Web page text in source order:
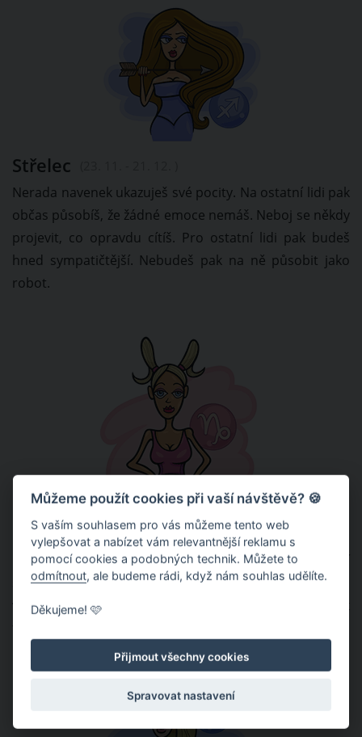
Střelec
Nerada navenek ukazuješ své pocity. Na ostatní lidi pak
občas působíš, že žádné emoce nemáš. Neboj se někdy
projevit, co opravdu cítíš. Pro ostatní lidi pak budeš
hned sympatičtější. Nebudeš pak na ně působit jako
robot.
Kozoroh (22. 12. - 20. 1. )
Bohužel budeš nucena změnit své plány. Aktuální
situace není zrovna přející, takže budeš muset od
většiny svých nadcházejícíh plánů opustit. Neber to tak
Můžeme použít cookies při vaší návštěvě? 🍪
S vaším souhlasem pro vás můžeme tento web
vylepšovat a nabízet vám relevantnější reklamu s
pomocí cookies a podobných technik. Můžete to
odmítnout, ale budeme rádi, když nám souhlas udělíte.
Děkujeme! 🩷
Přijmout všechny cookies
Spravovat nastavení